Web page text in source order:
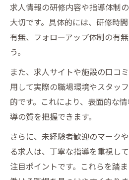
求人情報の研修内容や指導体制
大切です。具体的には、研修時
有無、フォローアップ体制の有
う。
また、求人サイトや施設の口コ
用して実際の職場環境やスタッ
的です。これにより、表面的な
導の質を把握できます。
さらに、未経験者歓迎のマーク
る求人は、丁寧な指導を重視し
注目ポイントです。これらを踏